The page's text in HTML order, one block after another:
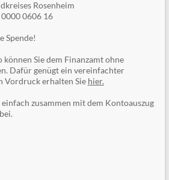
Rosenheim
0606 16
Spende!
können Sie dem Finanzamt ohne
Dafür genügt ein vereinfachter
Vordruck erhalten Sie hier.
zusammen mit dem Kontoauszug